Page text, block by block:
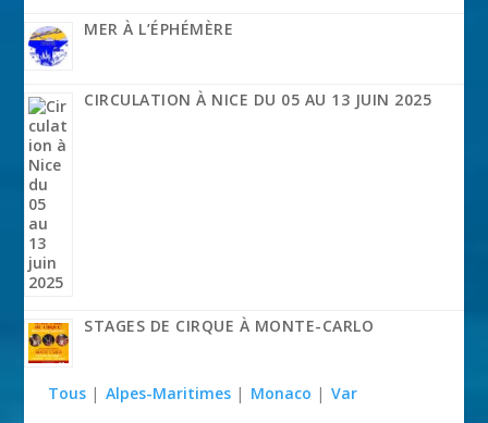
MER À L’ÉPHÉMÈRE
CIRCULATION À NICE DU 05 AU 13 JUIN 2025
STAGES DE CIRQUE À MONTE-CARLO
Tous | Alpes-Maritimes | Monaco | Var